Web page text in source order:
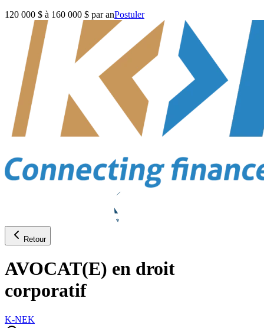
120 000 $ à 160 000 $ par anPostuler
Retour
AVOCAT(E) en droit
corporatif
K-NEK